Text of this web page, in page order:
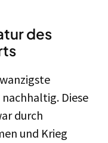
des
Diese
durch
und Krieg